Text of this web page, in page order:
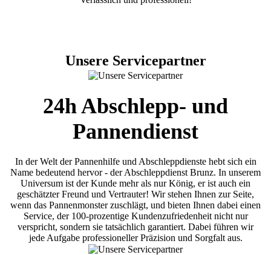
Unsere Servicepartner
24h Abschlepp- und
Pannendienst
In der Welt der Pannenhilfe und Abschleppdienste hebt sich ein
Name bedeutend hervor - der Abschleppdienst Brunz. In unserem
Universum ist der Kunde mehr als nur König, er ist auch ein
geschätzter Freund und Vertrauter! Wir stehen Ihnen zur Seite,
wenn das Pannenmonster zuschlägt, und bieten Ihnen dabei einen
Service, der 100-prozentige Kundenzufriedenheit nicht nur
verspricht, sondern sie tatsächlich garantiert. Dabei führen wir
jede Aufgabe professioneller Präzision und Sorgfalt aus.